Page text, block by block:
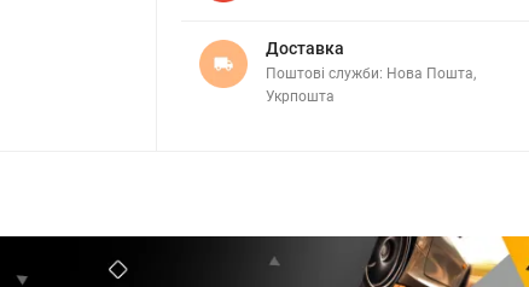
Доставка
Поштові служби: Нова Пошта,
Укрпошта